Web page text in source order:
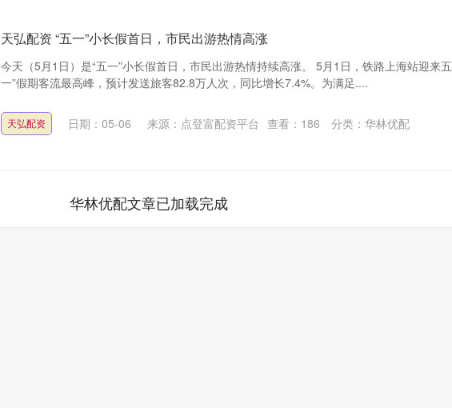
天弘配资 “五一”小长假首日，市民出游热情高涨
今天（5月1日）是“五一”小长假首日，市民出游热情持续高涨。 5月1日，铁路上海站迎来五
一”假期客流最高峰，预计发送旅客82.8万人次，同比增长7.4%。为满足....
天弘配资 日期：05-06 来源：点登富配资平台 查看： 186 分类： 华林优配
华林优配文章已加载完成